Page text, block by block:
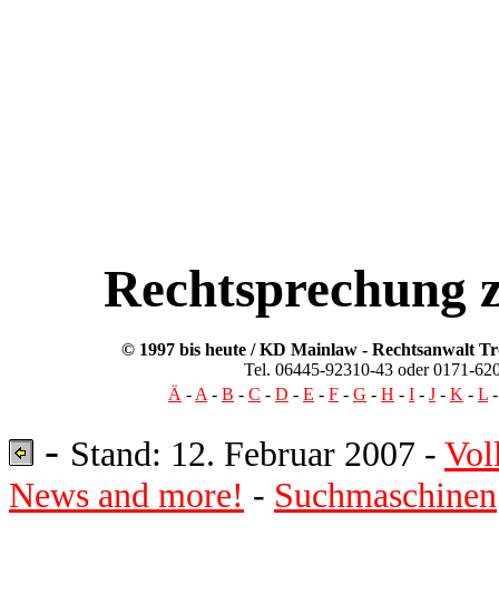
Rechtsprechung
© 1997 bis heute / KD Mainlaw - Rechtsanwalt
Tel. 06445-92310-43 oder 0171-
Ä - A - B - C - D - E - F - G - H - I - J - K - L
- Stand: 12. Februar 2007 -
News and more! - Suchmaschinen